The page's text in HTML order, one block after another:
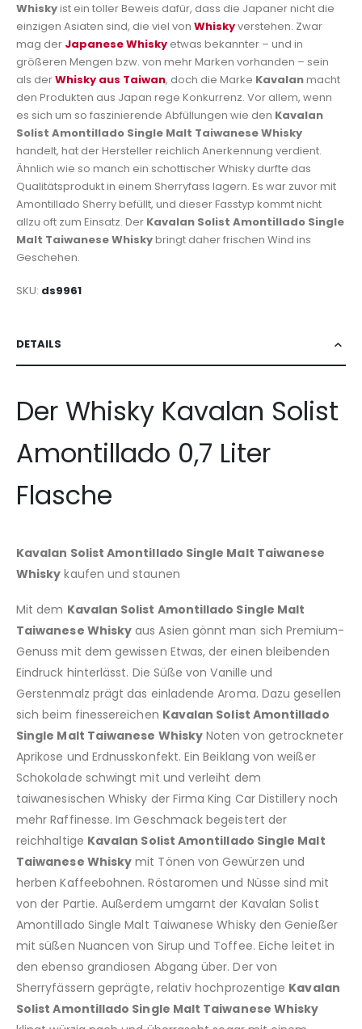
Whiskyist ein toller Beweis dafür, dass die Japaner nicht die
einzigen Asiaten sind, die viel von Whiskyverstehen. Zwar
mag der Japanese Whisky etwas bekannter – und in
größeren Mengen bzw. von mehr Marken vorhanden – sein
als derWhisky aus Taiwan, doch die Marke Kavalanmacht
den Produkten aus Japan rege Konkurrenz. Vor allem, wenn
es sich um so faszinierende Abfüllungen wie den Kavalan
Solist Amontillado Single Malt Taiwanese Whisky
handelt, hat der Hersteller reichlich Anerkennung verdient.
Ähnlich wie so manch ein schottischer Whisky durfte das
Qualitätsprodukt in einem Sherryfass lagern. Es war zuvor mit
Amontillado Sherry befüllt, und dieser Fasstyp kommt nicht
allzu oft zum Einsatz. Der Kavalan Solist Amontillado Single
Malt Taiwanese Whiskybringt daher frischen Wind ins
Geschehen.
SKU ds9961
DETAILS
Der Whisky Kavalan Solist
Amontillado 0,7 Liter
Flasche
Kavalan Solist Amontillado Single Malt Taiwanese
Whisky kaufen und staunen
Mit dem Kavalan Solist Amontillado Single Malt
Taiwanese Whisky aus Asien gönnt man sich Premium-
Genuss mit dem gewissen Etwas, der einen bleibenden
Eindruck hinterlässt. Die Süße von Vanille und
Gerstenmalz prägt das einladende Aroma. Dazu gesellen
sich beim finessereichen Kavalan Solist Amontillado
Single Malt Taiwanese WhiskyNoten von getrockneter
Aprikose und Erdnusskonfekt. Ein Beiklang von weißer
Schokolade schwingt mit und verleiht dem
taiwanesischen Whisky der Firma King Car Distillery noch
mehr Raffinesse. Im Geschmack begeistert der
reichhaltige Kavalan Solist Amontillado Single Malt
Taiwanese Whisky mit Tönen von Gewürzen und
herben Kaffeebohnen. Röstaromen und Nüsse sind mit
von der Partie. Außerdem umgarnt der Kavalan Solist
Amontillado Single Malt Taiwanese Whisky den Genießer
mit süßen Nuancen von Sirup und Toffee. Eiche leitet in
den ebenso grandiosen Abgang über. Der von
Sherryfässern geprägte, relativ hochprozentige Kavalan
Solist Amontillado Single Malt Taiwanese Whisky